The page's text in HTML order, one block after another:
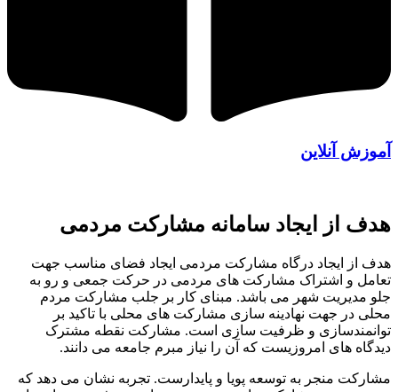
آموزش آنلاین
هدف از ایجاد سامانه مشارکت مردمی
هدف از ایجاد درگاه مشارکت مردمی ایجاد فضای مناسب جهت
تعامل و اشتراک مشارکت های مردمی در حرکت جمعی و رو به
جلو مدیریت شهر می باشد. مبنای کار بر جلب مشارکت مردم
محلی در جهت نهادینه سازی مشارکت های محلی با تاکید بر
توانمندسازی و ظرفیت سازی است. مشارکت نقطه مشترک
دیدگاه های امروزیست که آن را نیاز مبرم جامعه می دانند.
مشارکت منجر به توسعه پویا و پایدارست. تجربه نشان می دهد که